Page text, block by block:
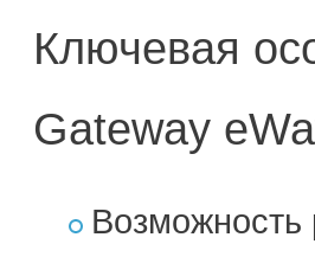
Ключевая
Gateway